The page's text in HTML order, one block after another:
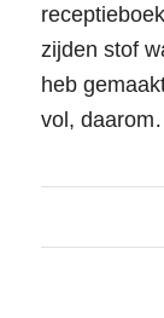
zijden stof
heb
vol,